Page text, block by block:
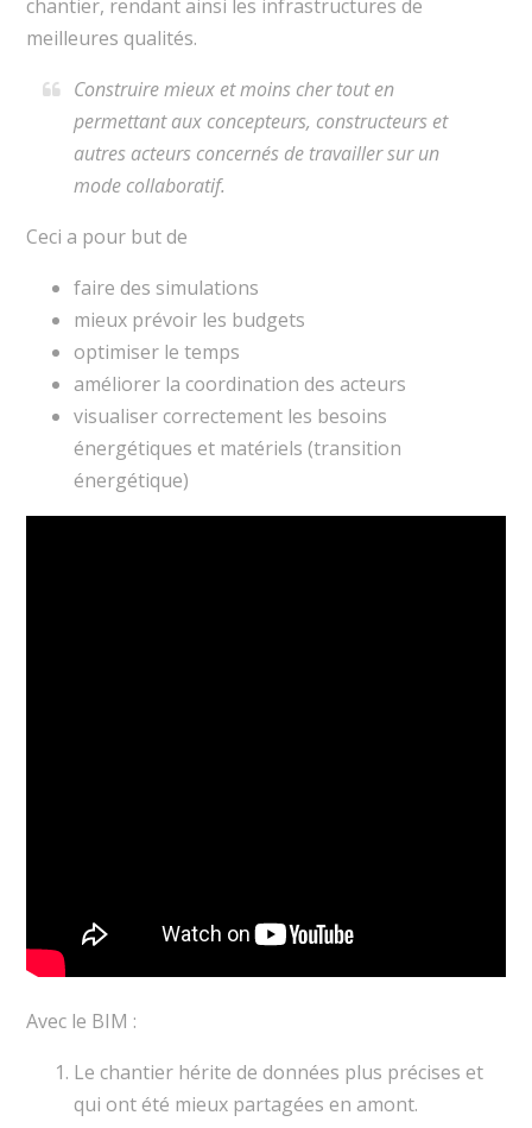
chantier, rendant ainsi les infrastructures de
meilleures qualités.
Construire mieux et moins cher tout en
permettant aux concepteurs, constructeurs et
autres acteurs concernés de travailler sur un
mode collaboratif.
Ceci a pour but de
faire des simulations
mieux prévoir les budgets
optimiser le temps
améliorer la coordination des acteurs
visualiser correctement les besoins
énergétiques et matériels (transition
énergétique)
Avec le BIM :
Le chantier hérite de données plus précises et
qui ont été mieux partagées en amont.